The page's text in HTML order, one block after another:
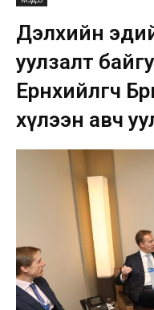
Дэлхийн
уулзалт
Ерөнхийлөгч
хүлээн авч